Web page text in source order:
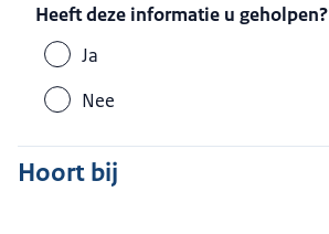
Heeft deze informatie u geholpen?
Ja
Nee
Hoort bij